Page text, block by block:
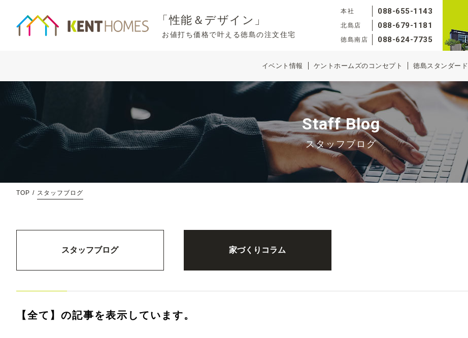
「性能＆デザイン」
お値打ち価格で叶える徳島の注文住宅
本社 088-655-1143
北島店 088-679-1181
徳島南店 088-624-7735
イベント情報 ケントホームズのコンセプト 徳島スタンダード
スタッフブログ
Staff Blog
TOP スタッフブログ
スタッフブログ 家づくりコラム
【全て】の記事を表示しています。